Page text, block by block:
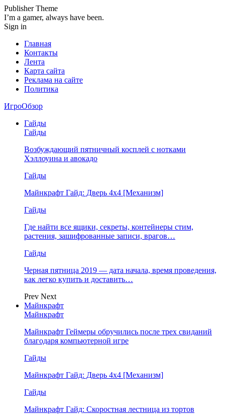
Publisher Theme
I’m a gamer, always have been.
Sign in
Главная
Контакты
Лента
Карта сайта
Реклама на сайте
Политика
ИгроОбзор
Гайды
Гайды
Возбуждающий пятничный косплей с нотками
Хэллоуина и авокадо
Гайды
Майнкрафт Гайд: Дверь 4х4 [Механизм]
Гайды
Где найти все ящики, секреты, контейнеры стим,
растения, зашифрованные записи, врагов…
Гайды
Черная пятница 2019 — дата начала, время проведения,
как легко купить и доставить…
Prev Next
Майнкрафт
Майнкрафт
Майнкрафт Геймеры обручились после трех свиданий
благодаря компьютерной игре
Гайды
Майнкрафт Гайд: Дверь 4х4 [Механизм]
Гайды
Майнкрафт Гайд: Скоростная лестница из тортов